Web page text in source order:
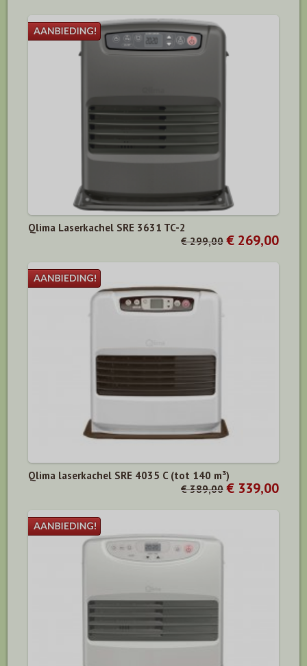
Qlima Laserkachel SRE 3631 TC-2
€ 299,00 € 269,00
Qlima laserkachel SRE 4035 C (tot 140 m³)
€ 389,00 € 339,00